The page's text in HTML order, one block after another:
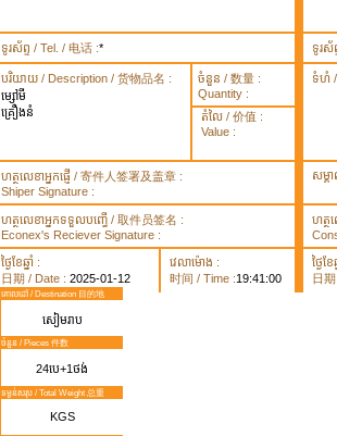
ទូរស័ព្ទ / Tel. / 电话 :* ទូរស័
បរិយាយ / Description / 货物品名 :
ម្សៅមី
គ្រឿងនំ
ចំនួន / 数量 :
Quantity :
តំលៃ / 价值 :
Value :
ទំហំ /
ហត្ថលេខាអ្នកផ្ញើ / 寄件人签署及盖章 :
Shiper Signature :
សម្គ
ហត្ថលេខាអ្នកទទួលបញ្ធើ / 取件员签名 :
Econex's Reciever Signature :
ហត្ថ
ថ្ងៃខែឆ្នាំ :
日期 / Date : 2025-01-12
វេលាម៉ោង :
时间 / Time :19:41:00
ថ្ងៃខែ
日
គោលដៅ / Destination 目的地
សៀមរាប
ចំនួន / Pieces 件数
24បេ+1ថង់
ទម្ងន់សរុប / Total Weight 总重
KGS